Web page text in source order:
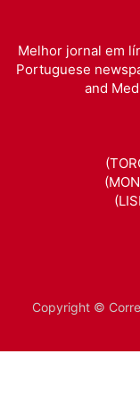
Melhor jornal em
Portuguese
and
Copyright ©